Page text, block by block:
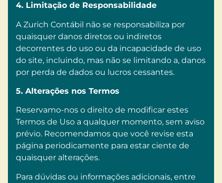
4. Limitação de Responsabilidade
A Zurich Contábil não se responsabiliza por
quaisquer danos diretos ou indiretos
decorrentes do uso ou da incapacidade de uso
do site, incluindo, mas não se limitando a, danos
por perda de dados ou lucros cessantes.
5. Alterações nos Termos
Reservamo-nos o direito de modificar estes
Termos de Uso a qualquer momento, sem aviso
prévio. Recomendamos que você revise esta
página periodicamente para estar ciente de
quaisquer alterações.
Para dúvidas ou informações adicionais, entre